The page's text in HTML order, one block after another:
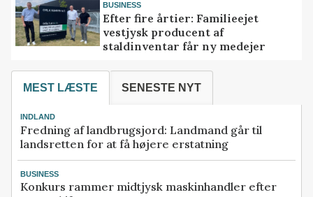
BUSINESS
Efter fire årtier: Familieejet
vestjysk producent af
staldinventar får ny medejer
MEST LÆSTE SENESTE NYT
INDLAND
Fredning af landbrugsjord: Landmand går til
landsretten for at få højere erstatning
BUSINESS
Konkurs rammer midtjysk maskinhandler efter